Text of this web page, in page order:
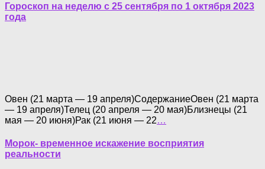
Гороскоп на неделю с 25 сентября по 1 октября 2023
года
Овен (21 марта — 19 апреля)СодержаниеОвен (21 марта
— 19 апреля)Телец (20 апреля — 20 мая)Близнецы (21
мая — 20 июня)Рак (21 июня — 22…
Морок- временное искажение восприятия
реальности